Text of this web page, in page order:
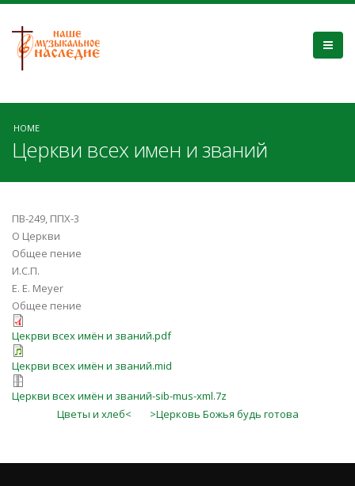
HOME
Церкви всех имен и званий
ПВ-249, ППХ-3
О Церкви
Общее пение
И.С.П.
E. E. Meyer
Общее пение
Цекрви всех имён и званий.pdf
Цекрви всех имён и званий.mid
Церкви всех имён и званий-sib-mus-xml.7z
Цветы и хлеб<
>Церковь Божья будь готова